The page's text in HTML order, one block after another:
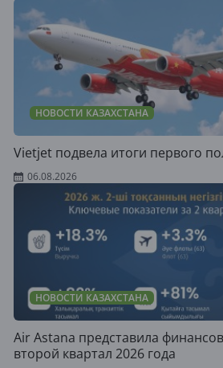
НОВОСТИ КАЗАХСТАНА
Vietjet подвела итоги первого
06.08.2026
НОВОСТИ КАЗАХСТАНА
Air Astana представила
второй квартал 2026 года